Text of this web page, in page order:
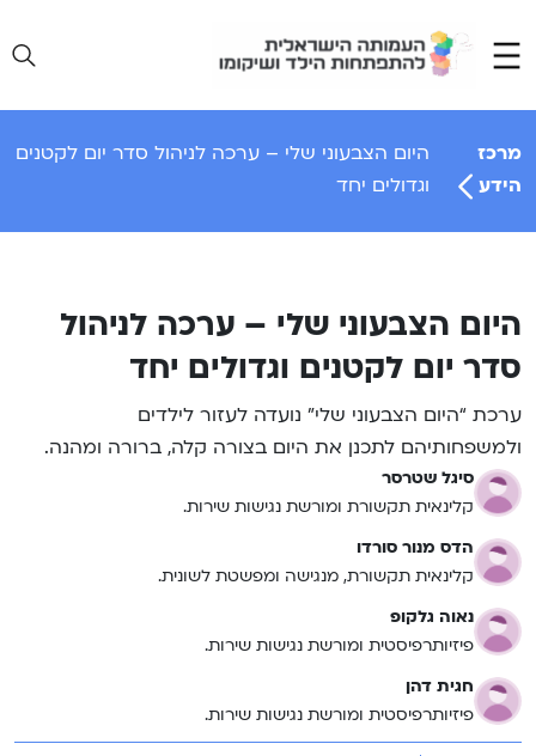
content
מרכז
הידע
היום הצבעוני שלי – ערכה לניהול סדר יום לקטנים
וגדולים יחד
היום הצבעוני שלי – ערכה לניהול
סדר יום לקטנים וגדולים יחד
ערכת “היום הצבעוני שלי” נועדה לעזור לילדים
ולמשפחותיהם לתכנן את היום בצורה קלה, ברורה ומהנה.
סיגל שטרסר
קלינאית תקשורת ומורשת נגישות שירות.
הדס מנור סורדו
קלינאית תקשורת, מנגישה ומפשטת לשונית.
נאוה גלקופ
פיזיותרפיסטית ומורשת נגישות שירות.
חגית דהן
פיזיותרפיסטית ומורשת נגישות שירות.